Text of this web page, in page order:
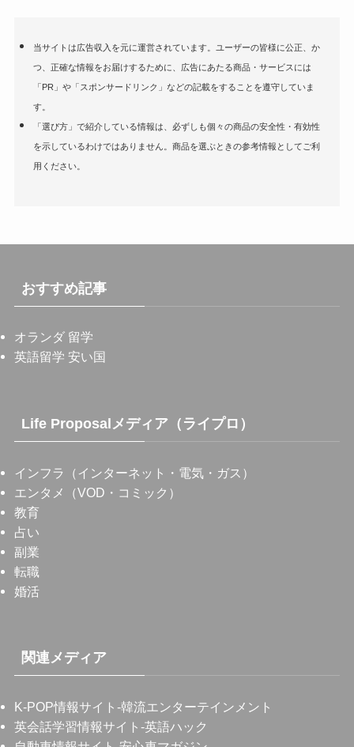
当サイトは広告収入を元に運営されています。ユーザーの皆様に公正、か
つ、正確な情報をお届けするために、広告にあたる商品・サービスには
「PR」や「スポンサードリンク」などの記載をすることを遵守していま
す。
「選び方」で紹介している情報は、必ずしも個々の商品の安全性・有効性
を示しているわけではありません。商品を選ぶときの参考情報としてご利
用ください。
おすすめ記事
オランダ 留学
英語留学 安い国
Life Proposalメディア（ライプロ）
インフラ（インターネット・電気・ガス）
エンタメ（VOD・コミック）
教育
占い
副業
転職
婚活
関連メディア
K-POP情報サイト -韓流エンターテインメント
英会話学習情報サイト -英語ハック